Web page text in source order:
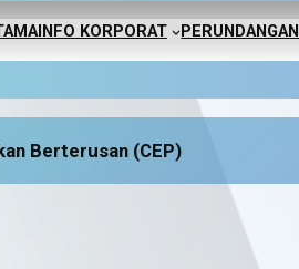
INFO KORPORAT PERUNDANGAN
Berterusan (CEP)